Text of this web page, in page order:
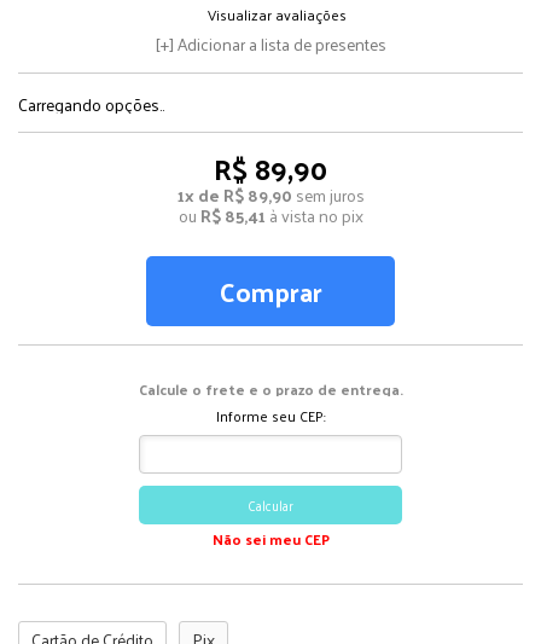
Visualizar avaliações
Adicionar a lista de presentes
Carregando opções..
R$ 89,90
1x de R$ 89,90 sem juros
ou R$ 85,41 à vista no pix
Comprar
Calcule o frete e o prazo de entrega.
Informe seu CEP:
Calcular
Não sei meu CEP